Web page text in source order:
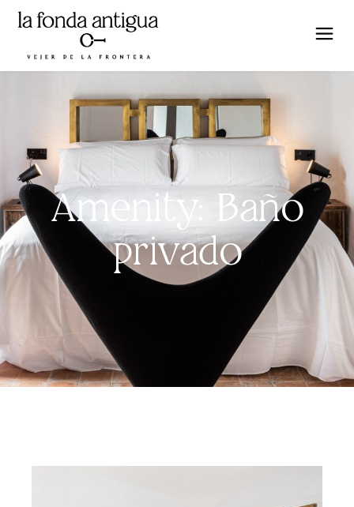
Amenity: Baño
privado